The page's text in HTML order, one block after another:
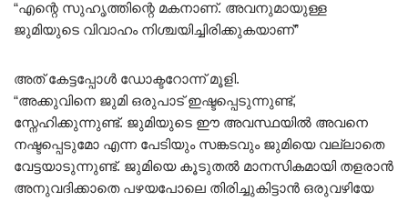
“എന്റെ സുഹൃത്തിന്റെ മകനാണ്. അവനുമായുള്ള
ജുമിയുടെ വിവാഹം നിശ്ചയിച്ചിരിക്കുകയാണ്”
അത് കേട്ടപ്പോൾ ഡോക്ടറോന്ന് മൂളി.
“അക്കുവിനെ ജുമി ഒരുപാട് ഇഷ്ടപ്പെടുന്നുണ്ട്,
സ്നേഹിക്കുന്നുണ്ട്. ജുമിയുടെ ഈ അവസ്ഥയിൽ അവനെ
നഷ്ടപ്പെടുമോ എന്ന പേടിയും സങ്കടവും ജുമിയെ വല്ലാതെ
വേട്ടയാടുന്നുണ്ട്. ജുമിയെ കൂടുതൽ മാനസികമായി തളരാൻ
അനുവദിക്കാതെ പഴയപോലെ തിരിച്ചുകിട്ടാൻ ഒരുവഴിയേ